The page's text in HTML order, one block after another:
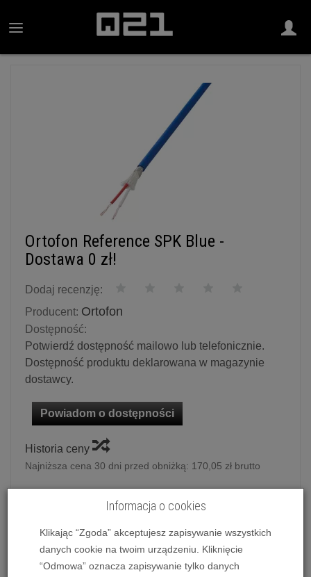
Ortofon Reference SPK Blue -
Dostawa 0 zł!
Dodaj recenzję:
Producent: Ortofon
Dostępność:
Potwierdź dostępność mailowo lub telefonicznie.
Dostępność produktu deklarowana w magazynie
dostawcy.
Powiadom o dostępności
Historia ceny
Najniższa cena 30 dni przed obniżką: 170,05 zł brutto
Cena katalogowa:179,00 zł
Rabat: -
164,68 zł
Informacja o cookies
Klikając “Zgoda” akceptujesz zapisywanie wszystkich
danych cookie na twoim urządzeniu. Kliknięcie
“Odmowa” oznacza zapisywanie tylko danych